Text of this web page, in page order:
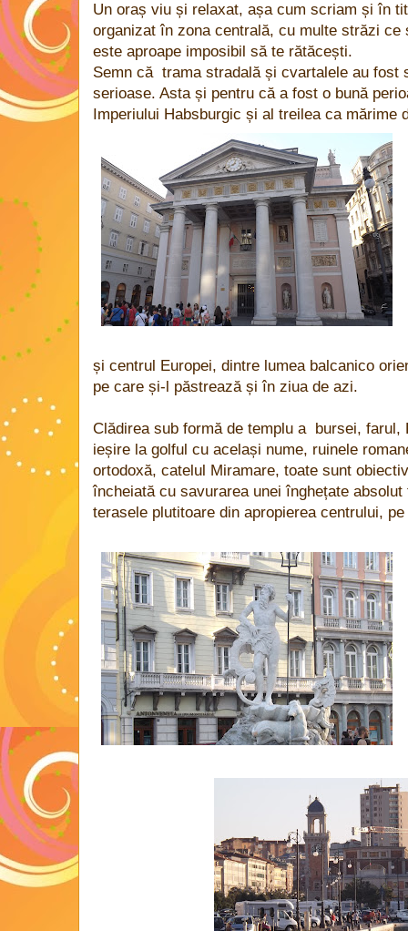
Un oraș viu și relaxat, așa cum scriam și în
organizat în zona centrală, cu multe străzi ce
este aproape imposibil să te rătăcești.
Semn că trama stradală și cvartalele au fost
serioase. Asta și pentru că a fost o bună
Imperiului Habsburgic și al treilea ca mărime
și centrul Europei, dintre lumea balcanico
pe care și-l păstrează și în ziua de azi.
Clădirea sub formă de templu a bursei, farul,
ieșire la golful cu același nume, ruinele
ortodoxă, catelul Miramare, toate sunt
încheiată cu savurarea unei înghețate
terasele plutitoare din apropierea centrului,